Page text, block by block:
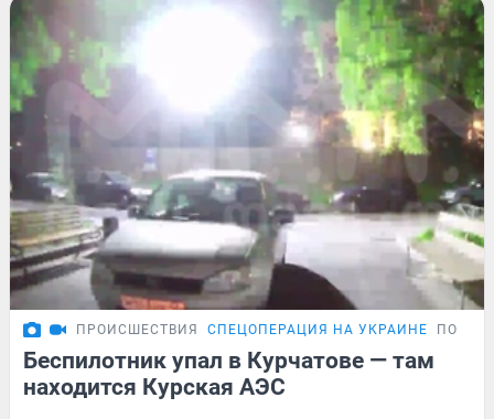
ПРОИСШЕСТВИЯ СПЕЦОПЕРАЦИЯ НА УКРАИНЕ
Беспилотник упал в Курчатове — там
находится Курская АЭС